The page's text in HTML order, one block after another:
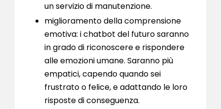
un servizio di manutenzione.
miglioramento della comprensione
emotiva: i chatbot del futuro saranno
in grado di riconoscere e rispondere
alle emozioni umane. Saranno più
empatici, capendo quando sei
frustrato o felice, e adattando le loro
risposte di conseguenza.